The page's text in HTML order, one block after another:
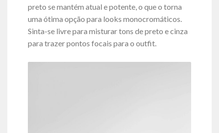
preto se mantém atual e potente, o que o torna
uma ótima opção para looks monocromáticos.
Sinta-se livre para misturar tons de preto e cinza
para trazer pontos focais para o outfit.